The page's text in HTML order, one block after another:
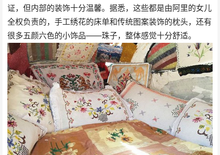
证，但内部的装饰十分温馨。据悉，这些都是由阿里的女儿
全权负责的，手工绣花的床单和传统图案装饰的枕头，还有
很多五颜六色的小饰品——珠子，整体感觉十分舒适。